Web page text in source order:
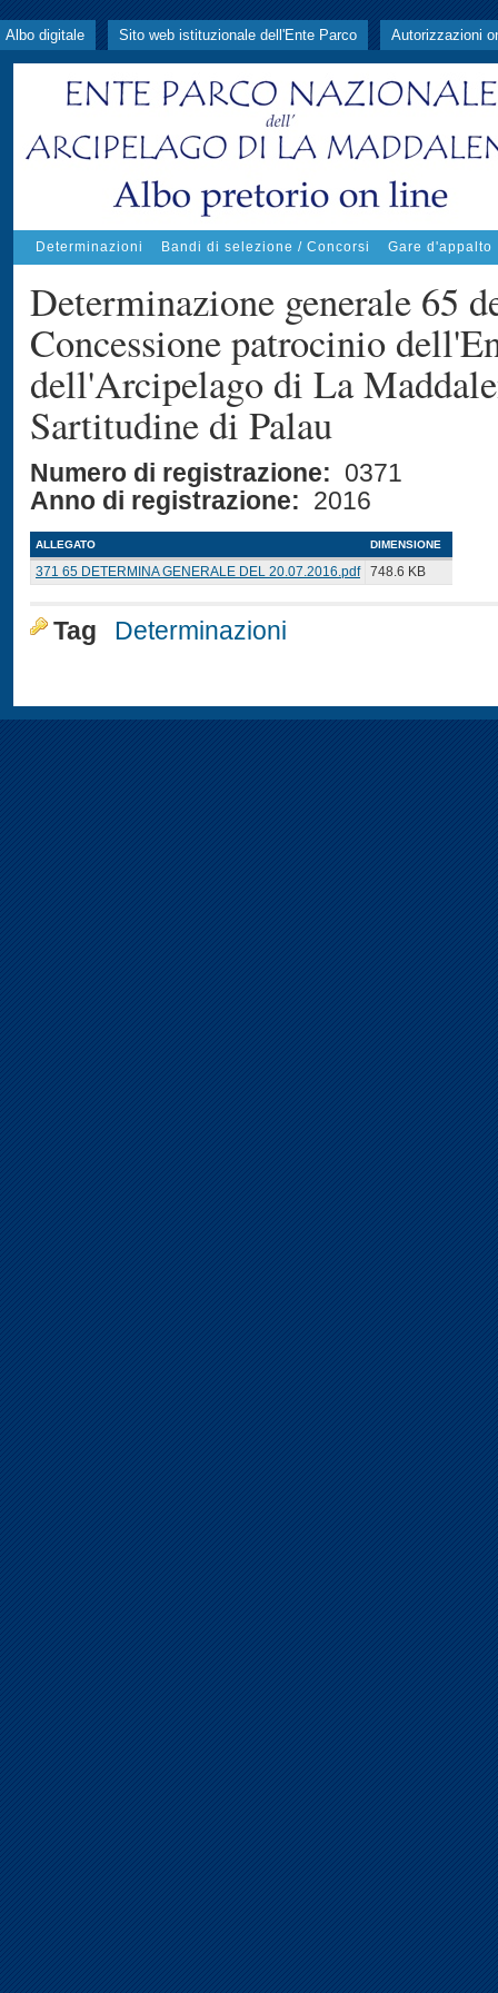
Albo digitale Sito web istituzionale dell'Ente Parco Autorizzazioni
Determinazioni Bandi di selezione / Concorsi Gare d'appalto
Determinazione generale 65
Concessione patrocinio
dell'Arcipelago di La
Sartitudine di Palau
Numero di registrazione: 0371
Anno di registrazione: 2016
ALLEGATO DIMENSIONE
371 65 DETERMINA GENERALE DEL 20.07.2016.pdf 748.6 KB
Tag Determinazioni